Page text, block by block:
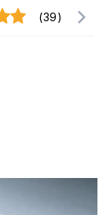
(39)